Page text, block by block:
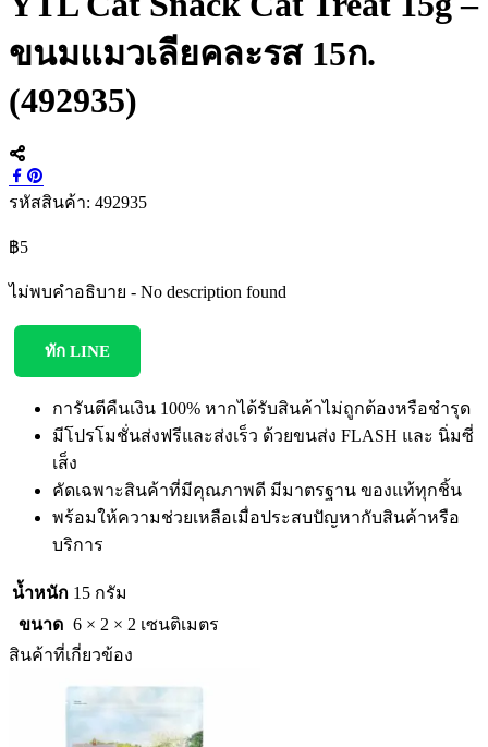
ขนมแมวเลียคละรส 15ก.
(492935)
รหัสสินค้า: 492935
฿5
ไม่พบคำอธิบาย - No description found
ทัก LINE
การันตีคืนเงิน 100% หากได้รับสินค้าไม่ถูกต้องหรือชำรุด
มีโปรโมชั่นส่งฟรีและส่งเร็ว ด้วยขนส่ง FLASH และ นิ่มซี่
เส็ง
คัดเฉพาะสินค้าที่มีคุณภาพดี มีมาตรฐาน ของแท้ทุกชิ้น
พร้อมให้ความช่วยเหลือเมื่อประสบปัญหากับสินค้าหรือ
บริการ
น้ำหนัก 15 กรัม
ขนาด 6 × 2 × 2 เซนติเมตร
สินค้าที่เกี่ยวข้อง